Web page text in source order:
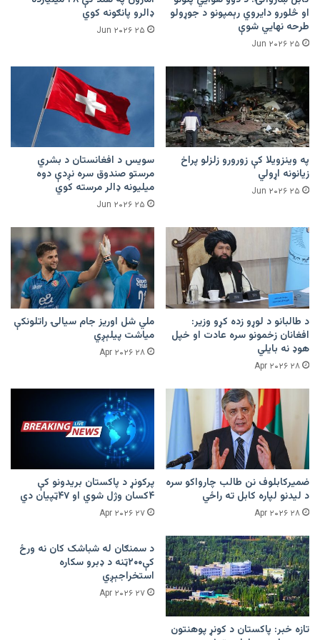
او څلورو دایروي رېمپونو د جوړولو
طرحه نهایي شوې
۲۵ Jun ۲۰۲۶
ډالرو پانګونه کوي
۲۵ Jun ۲۰۲۶
په وینزویلا کې زورورو زلزلو پراخ
زیانونه اړولي
۲۵ Jun ۲۰۲۶
سویس د افغانستان د بشري
مرستو صندوق سره نږدې دوه
میلیونه ډالر مرسته کوي
۲۵ Jun ۲۰۲۶
د طالبانو د لوړو زده کړو وزیر:
افغانان زخمونو سره عادت او خپل
هوډ نه بایلي
۲۸ Apr ۲۰۲۶
ملي شل اوریز جام سیالۍ راتلونکې
میاشت پیلېږي
۲۸ Apr ۲۰۲۶
ضمیرکابلوف نن طالب چارواکو سره
د لیدنو لپاره کابل ته راځي
۲۸ Apr ۲۰۲۶
پرکونړ د پاکستان بریدونو کې
۴کسان وژل شوي او ۴۷ټپیان دي
۲۷ Apr ۲۰۲۶
تازه خبر: پاکستان د کونړ پوهنتون
د سمنګان له شباشک کان نه ورځ
کې۲۰۰ټنه د ډبرو سکاره
استخراجېږي
۲۷ Apr ۲۰۲۶